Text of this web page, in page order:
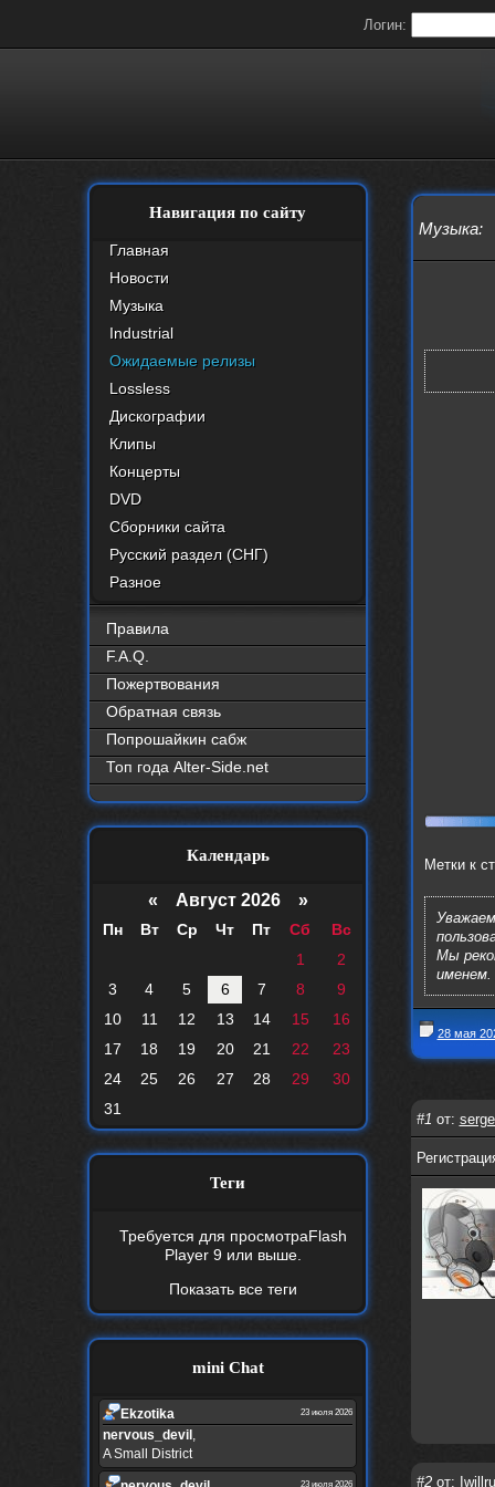
Логин:
Навигация по сайту
Главная
Новости
Музыка
Industrial
Ожидаемые релизы
Lossless
Дискографии
Клипы
Концерты
DVD
Сборники сайта
Русский раздел (СНГ)
Разное
Правила
F.A.Q.
Пожертвования
Обратная связь
Попрошайкин сабж
Топ года Alter-Side.net
Календарь
« Август 2026 »
Пн Вт Ср Чт Пт Сб
Вс
1
2
3
4 5 6 7 8
9
10
11 12 13 14 15
16
17
18 19 20 21 22
23
24
25 26 27 28 29
30
31
Теги
Требуется для просмотраFlash
Player 9 или выше.
Показать все теги
mini Chat
Ekzotika 23 июля 2026
nеrvous_dеvil ,
A Small District
23 июля 2026
Музыка:
Метки к
Мы
именем.
28 мая
#1 от:
#2от: